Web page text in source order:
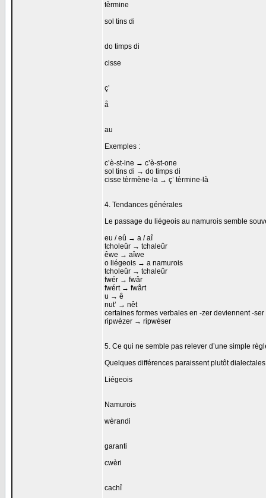
tèrmine
sol tins di
do timps di
cisse
ç’
å
au
Exemples :
c’è-st-ine → c’è-st-one
sol tins di → do timps di
cisse tèrmène-la → ç’ tèrmine-là
4. Tendances générales
Le passage du liégeois au namurois semble
eu / eû → a / aî
tcholeûr → tchaleûr
êwe → aîwe
o liégeois → a namurois
tcholeûr → tchaleûr
fwér → fwâr
fwért → fwârt
u → ê
nut’ → nêt
certaines formes verbales en -zer deviennent -ser
ripwèzer → ripwèser
5. Ce qui ne semble pas relever d’une simple
Quelques différences paraissent plutôt
Liégeois
Namurois
wèrandi
garanti
cwèri
cachî